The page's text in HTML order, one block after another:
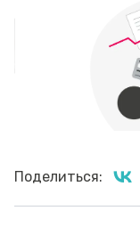
Поделиться: